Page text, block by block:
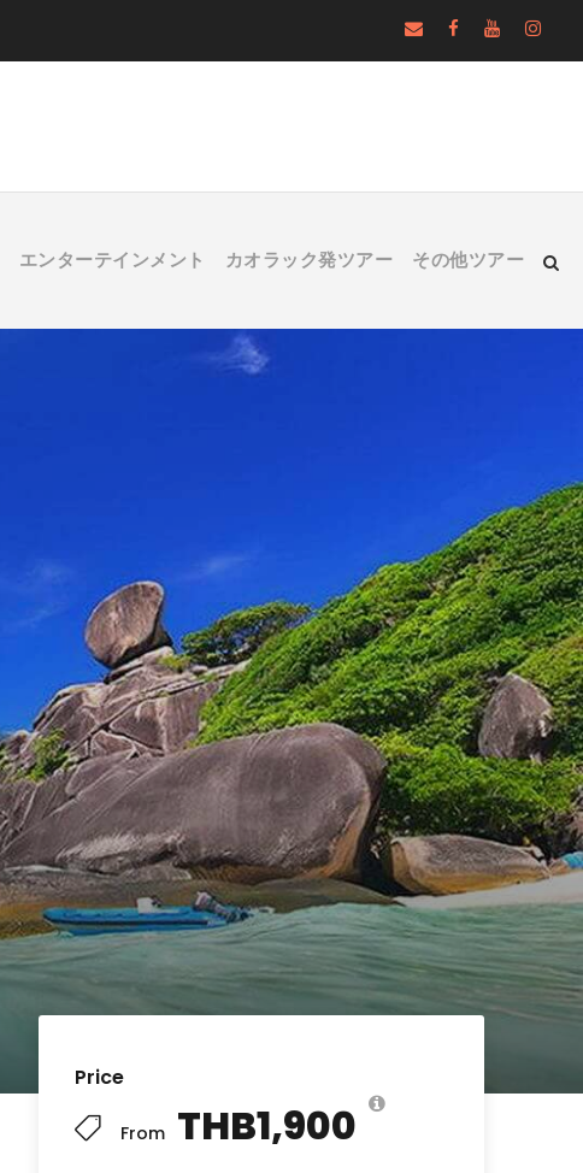
エンターテインメント カオラック発ツアー
その他ツアー
Price
From THB1,900